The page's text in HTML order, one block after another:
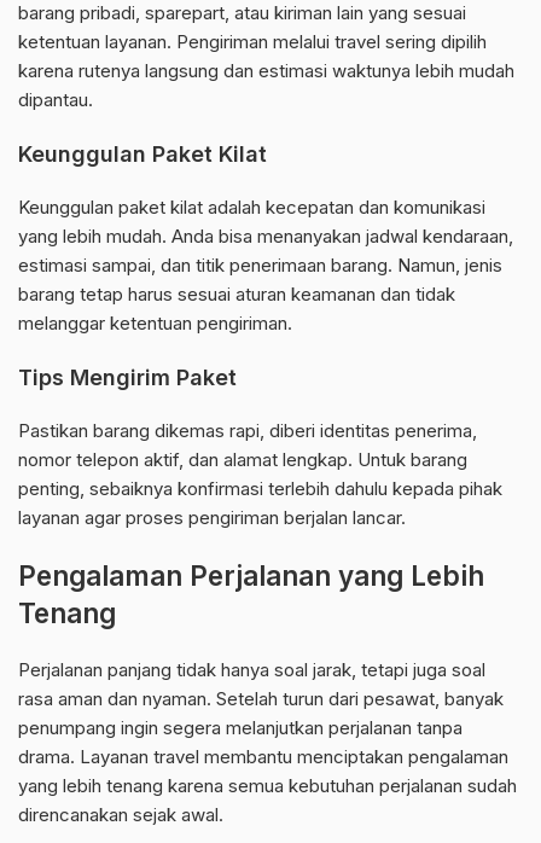
barang pribadi, sparepart, atau kiriman lain yang sesuai
ketentuan layanan. Pengiriman melalui travel sering dipilih
karena rutenya langsung dan estimasi waktunya lebih mudah
dipantau.
Keunggulan Paket Kilat
Keunggulan paket kilat adalah kecepatan dan komunikasi
yang lebih mudah. Anda bisa menanyakan jadwal kendaraan,
estimasi sampai, dan titik penerimaan barang. Namun, jenis
barang tetap harus sesuai aturan keamanan dan tidak
melanggar ketentuan pengiriman.
Tips Mengirim Paket
Pastikan barang dikemas rapi, diberi identitas penerima,
nomor telepon aktif, dan alamat lengkap. Untuk barang
penting, sebaiknya konfirmasi terlebih dahulu kepada pihak
layanan agar proses pengiriman berjalan lancar.
Pengalaman Perjalanan yang Lebih
Tenang
Perjalanan panjang tidak hanya soal jarak, tetapi juga soal
rasa aman dan nyaman. Setelah turun dari pesawat, banyak
penumpang ingin segera melanjutkan perjalanan tanpa
drama. Layanan travel membantu menciptakan pengalaman
yang lebih tenang karena semua kebutuhan perjalanan sudah
direncanakan sejak awal.